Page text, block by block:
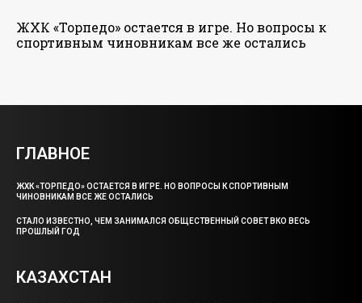
ЖХК «Торпедо» остается в игре. Но вопросы к
спортивным чиновникам все же остались
ГЛАВНОЕ
ЖХК «ТОРПЕДО» ОСТАЕТСЯ В ИГРЕ. НО ВОПРОСЫ К СПОРТИВНЫМ
ЧИНОВНИКАМ ВСЕ ЖЕ ОСТАЛИСЬ
СТАЛО ИЗВЕСТНО, ЧЕМ ЗАНИМАЛСЯ ОБЩЕСТВЕННЫЙ СОВЕТ ВКО ВЕСЬ
ПРОШЛЫЙ ГОД
КАЗАХСТАН